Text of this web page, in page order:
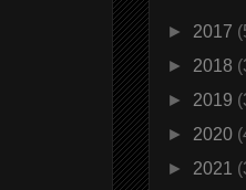
► 2017
► 2018
► 2019
► 2020
► 2021